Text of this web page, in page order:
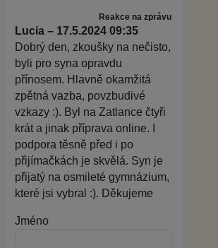
Reakce na zprávu
Lucia – 17.5.2024 09:35
Dobrý den, zkoušky na nečisto,
byli pro syna opravdu
přínosem. Hlavně okamžitá
zpětná vazba, povzbudivé
vzkazy :). Byl na Zatlance čtyři
krát a jinak příprava online. I
podpora těsně před i po
přijímačkách je skvělá. Syn je
přijatý na osmileté gymnázium,
které jsi vybral :). Děkujeme
Jméno